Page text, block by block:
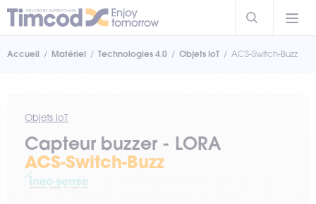
Accueil Matériel Technologies 4.0 Objets IoT ACS-Switch-Buzz
Objets IoT
Capteur buzzer - LORA
ACS-Switch-Buzz